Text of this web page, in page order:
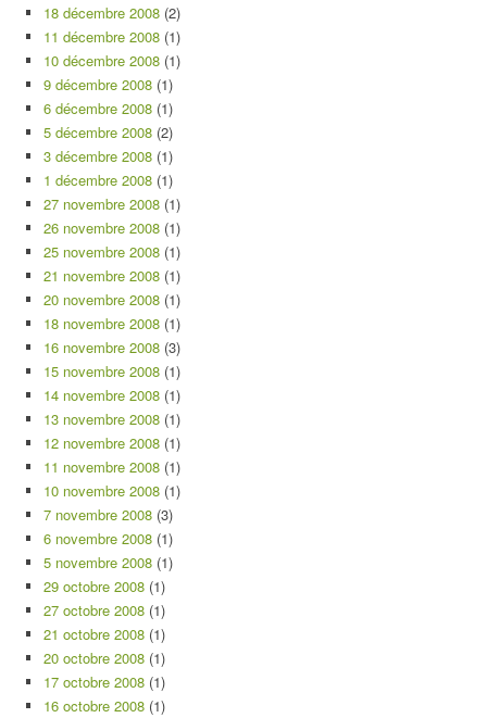
18 décembre 2008 (2)
11 décembre 2008 (1)
10 décembre 2008 (1)
9 décembre 2008 (1)
6 décembre 2008 (1)
5 décembre 2008 (2)
3 décembre 2008 (1)
1 décembre 2008 (1)
27 novembre 2008 (1)
26 novembre 2008 (1)
25 novembre 2008 (1)
21 novembre 2008 (1)
20 novembre 2008 (1)
18 novembre 2008 (1)
16 novembre 2008 (3)
15 novembre 2008 (1)
14 novembre 2008 (1)
13 novembre 2008 (1)
12 novembre 2008 (1)
11 novembre 2008 (1)
10 novembre 2008 (1)
7 novembre 2008 (3)
6 novembre 2008 (1)
5 novembre 2008 (1)
29 octobre 2008 (1)
27 octobre 2008 (1)
21 octobre 2008 (1)
20 octobre 2008 (1)
17 octobre 2008 (1)
16 octobre 2008 (1)